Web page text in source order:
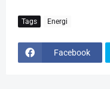
Tags Energi
Facebook